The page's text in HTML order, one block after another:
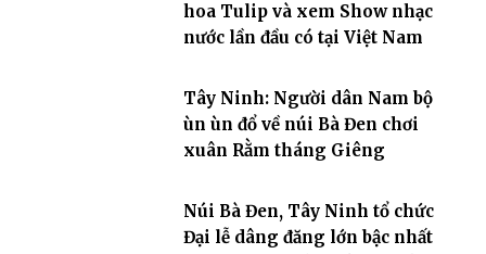
hoa Tulip và xem Show nhạc
nước lần đầu có tại Việt Nam
Tây Ninh: Người dân Nam bộ
ùn ùn đổ về núi Bà Đen chơi
xuân Rằm tháng Giêng
Núi Bà Đen, Tây Ninh tổ chức
Đại lễ dâng đăng lớn bậc nhất